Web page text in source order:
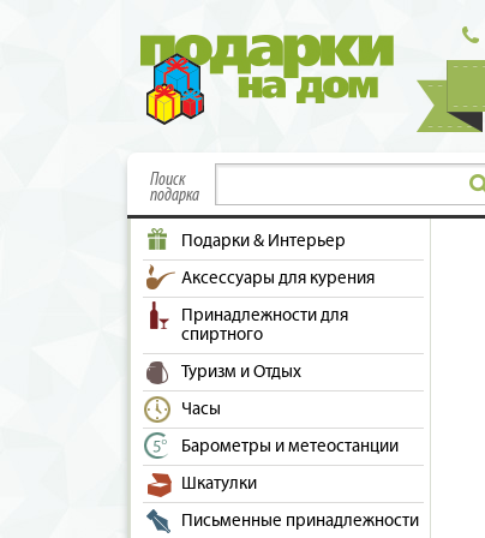
Поиск
подарка
Подарки & Интерьер
Аксессуары для курения
Принадлежности для
спиртного
Туризм и Отдых
Часы
Барометры и метеостанции
Шкатулки
Письменные принадлежности